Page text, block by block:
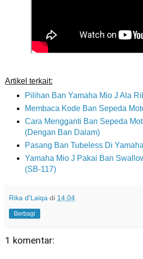
Artikel terkait:
Pilihan Ban Yamaha Mio J Ala
Membaca Kode Ban Sepeda
Cara Mengganti Ban Sepeda
(Dengan Ban Dalam)
Pasang Ban Tubeless Di
Yamaha Mio J Pakai Ban
(SB-117)
Rika d'Laiqa di 14.04
Berbagi
1 komentar: